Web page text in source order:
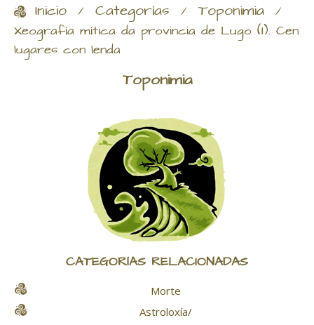
Inicio / Categorías / Toponimia /
Xeografía mítica da provincia de Lugo (I). Cen
lugares con lenda
Toponimia
CATEGORÍAS RELACIONADAS
Morte
Astroloxía/